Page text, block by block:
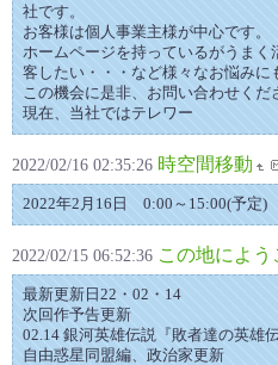
社です。
お客様は個人事業主様が中心です。
ホームページを持っているがうま
客したい・・・など様々なお悩みに
この機会に是非、お問い合わせくだ
現在、当社ではテレワー
2022/02/16 02:35:26 時空間移動
2022年2月16日 0:00～15:00(予定)
2022/02/15 06:52:36 この地によう
最新更新日22・02・14
次回作予告更新
02.14 銀河英雄伝説『敗者達の英雄伝
自由惑星同盟編、政治家更新